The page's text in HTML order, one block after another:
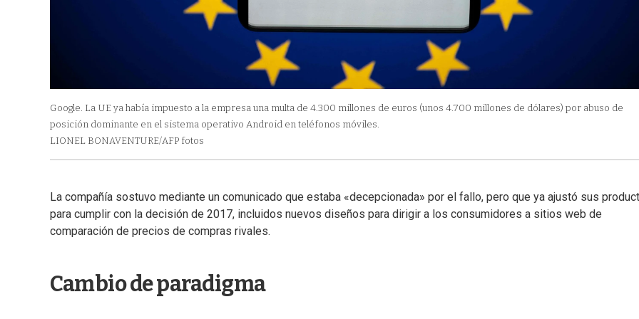
Google. La UE ya había impuesto a la empresa una multa de 4.300 millones de euros (unos 4.700 millones de dólares) por abuso de
posición dominante en el sistema operativo Android en teléfonos móviles.
LIONEL BONAVENTURE/AFP fotos
La compañía sostuvo mediante un comunicado que estaba «decepcionada» por el fallo, pero que ya ajustó sus
para cumplir con la decisión de 2017, incluidos nuevos diseños para dirigir a los consumidores a sitios web de
comparación de precios de compras rivales.
Cambio de paradigma